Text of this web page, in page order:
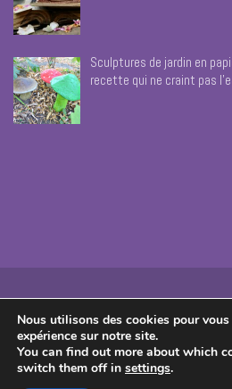
Sculptures de jardin en
recette qui ne craint pas
Copyright © 2026 Les créas de Rose
Nous utilisons des cookies pour
expérience sur notre site.
You can find out more about which
switch them off in settings.